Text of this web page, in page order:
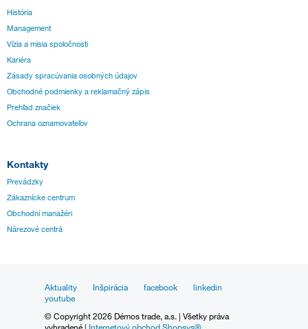
História
Management
Vízia a misia spoločnosti
Kariéra
Zásady spracúvania osobných údajov
Obchodné podmienky a reklamačný zápis
Prehľad značiek
Ochrana oznamovateľov
Kontakty
Prevádzky
Zákaznícke centrum
Obchodní manažéri
Nárezové centrá
Aktuality Inšpirácia facebook
linkedin
youtube
© Copyright 2026 Démos trade, a.s. | Všetky práva